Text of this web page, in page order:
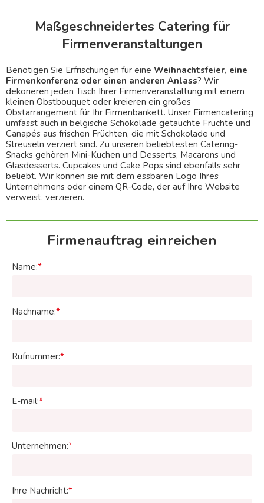
Maßgeschneidertes Catering für
Firmenveranstaltungen
Benötigen Sie Erfrischungen für eine Weihnachtsfeier, eine
Firmenkonferenz oder einen anderen Anlass? Wir
dekorieren jeden Tisch Ihrer Firmenveranstaltung mit einem
kleinen Obstbouquet oder kreieren ein großes
Obstarrangement für Ihr Firmenbankett. Unser Firmencatering
umfasst auch in belgische Schokolade getauchte Früchte und
Canapés aus frischen Früchten, die mit Schokolade und
Streuseln verziert sind. Zu unseren beliebtesten Catering-
Snacks gehören Mini-Kuchen und Desserts, Macarons und
Glasdesserts. Cupcakes und Cake Pops sind ebenfalls sehr
beliebt. Wir können sie mit dem essbaren Logo Ihres
Unternehmens oder einem QR-Code, der auf Ihre Website
verweist, verzieren.
Firmenauftrag einreichen
Name:
Nachname:
Rufnummer:
E-mail:
Unternehmen:
Ihre Nachricht: